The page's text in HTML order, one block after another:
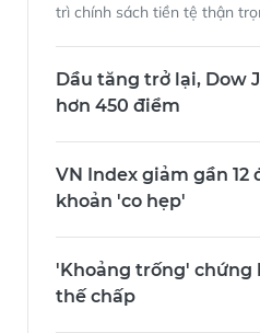
trì chính sách tiền tệ thận
Dầu tăng trở lại, Dow
hơn 450 điểm
VN Index giảm gần 12
khoản 'co hẹp'
'Khoảng trống' chứng
thế chấp